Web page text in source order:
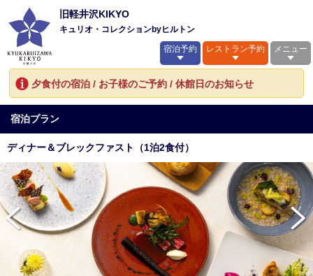
旧軽井沢KIKYO
キュリオ・コレクションbyヒルトン
宿泊予約
レストラン予約 メニュー
夕食付の宿泊 / お子様のご予約 / 休館日のお知らせ
宿泊プラン
ディナー＆ブレックファスト（1泊2食付）